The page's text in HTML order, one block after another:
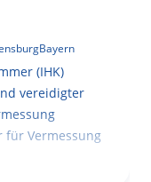
Bayern
(IHK)
vereidigter
für Vermessung